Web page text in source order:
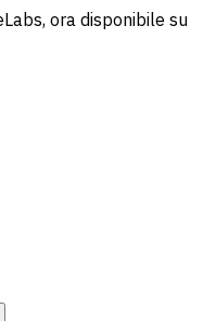
ora disponibile su